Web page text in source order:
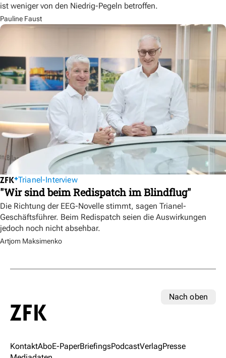
ist weniger von den Niedrig-Pegeln betroffen.
Pauline Faust
Trianel-Interview
"Wir sind beim Redispatch im Blindflug"
Die Richtung der EEG-Novelle stimmt, sagen Trianel-
Geschäftsführer. Beim Redispatch seien die Auswirkungen
jedoch noch nicht absehbar.
Artjom Maksimenko
Nach oben
KontaktAboE-PaperBriefingsPodcastVerlagPresse